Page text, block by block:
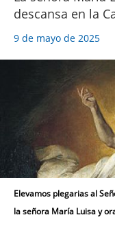
descansa en la
9 de mayo de 2025
Elevamos plegarias al
la señora María Luisa y